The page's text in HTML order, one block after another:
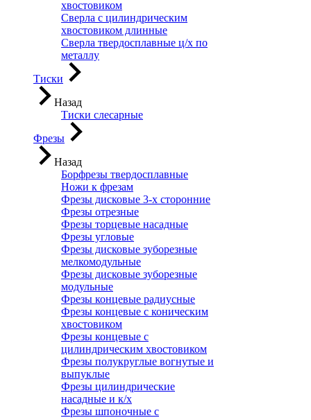
хвостовиком
Сверла с цилиндрическим
хвостовиком длинные
Сверла твердосплавные ц/х по
металлу
Тиски
Назад
Тиски слесарные
Фрезы
Назад
Борфрезы твердосплавные
Ножи к фрезам
Фрезы дисковые 3-х сторонние
Фрезы отрезные
Фрезы торцевые насадные
Фрезы угловые
Фрезы дисковые зуборезные
мелкомодульные
Фрезы дисковые зуборезные
модульные
Фрезы концевые радиусные
Фрезы концевые с коническим
хвостовиком
Фрезы концевые с
цилиндрическим хвостовиком
Фрезы полукруглые вогнутые и
выпуклые
Фрезы цилиндрические
насадные и к/х
Фрезы шпоночные с